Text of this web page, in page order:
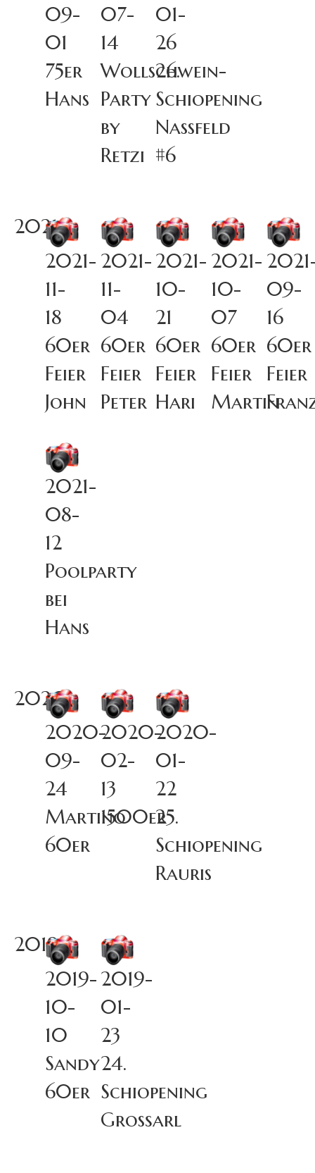
09-
01
75er
Hans
07-
14
Wollschwein-
Party
by
Retzi
01-
26
26.
Schiopening
Nassfeld
#6
2021
2021-
11-
18
60er
Feier
John
2021-
08-
12
Poolparty
bei
Hans
2021-
11-
04
60er
Feier
Peter
2021-
10-
21
60er
Feier
Hari
2021-
10-
07
60er
Feier
Martin
09-
16
60er
Feier
2020
2020-
09-
24
Martino
60er
2020-
02-
13
1500er
2020-
01-
22
25.
Schiopening
Rauris
2019
2019-
10-
10
Sandy
60er
2019-
01-
23
24.
Schiopening
Großarl